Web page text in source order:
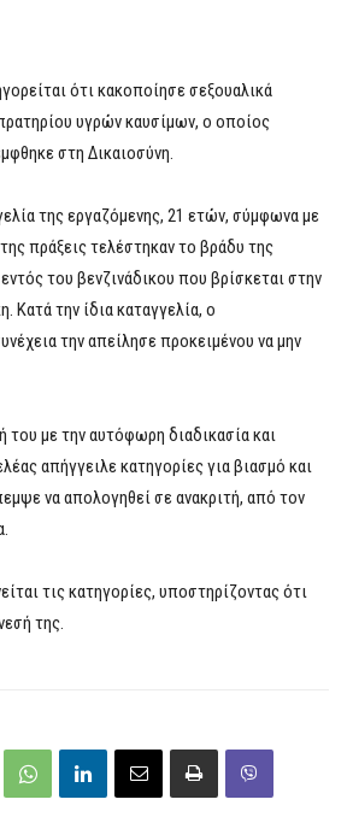
ότι κακοποίησε σεξουαλικά
υγρών καυσίμων, ο οποίος
στη Δικαιοσύνη.
της εργαζόμενης, 21 ετών, σύμφωνα με
πράξεις τελέστηκαν το βράδυ της
του βενζινάδικου που βρίσκεται στην
Κατά την ίδια καταγγελία, ο
την απείλησε προκειμένου να μην
με την αυτόφωρη διαδικασία και
απήγγειλε κατηγορίες για βιασμό και
να απολογηθεί σε ανακριτή, από τον
τις κατηγορίες, υποστηρίζοντας ότι
της.